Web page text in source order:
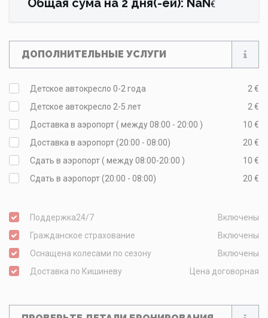
Общая сума на 2 дня(-ей): NaN€
ДОПОЛНИТЕЛЬНЫЕ УСЛУГИ
Детское автокресло 0-2 года
2 €
Детское автокресло 2-5 лет
2 €
Доставка в аэропорт ( между 08:00 - 20:00 )
10 €
Доставка в аэропорт (20:00 - 08:00)
20 €
Сдать в аэропорт ( между 08:00-20:00 )
10 €
Сдать в аэропорт (20:00 - 08:00)
20 €
Поддержка24/7
Включены
Гражданское страхование
Включены
Оснащена колесами по сезону
Включены
Доставка по Кишиневу
Цена договорная